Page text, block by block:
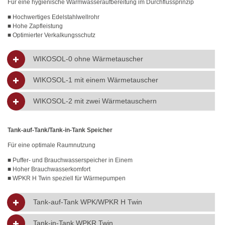
Für eine hygienische Warmwasseraufbereitung im Durchflussprinzip
■ Hochwertiges Edelstahlwellrohr
■ Hohe Zapfleistung
■ Optimierter Verkalkungsschutz
WIKOSOL-0 ohne Wärmetauscher
WIKOSOL-1 mit einem Wärmetauscher
WIKOSOL-2 mit zwei Wärmetauschern
Tank-auf-Tank/Tank-in-Tank Speicher
Für eine optimale Raumnutzung
■ Puffer- und Brauchwasserspeicher in Einem
■ Hoher Brauchwasserkomfort
■ WPKR H Twin speziell für Wärmepumpen
Tank-auf-Tank WPK/WPKR H Twin
Tank-in-Tank WPKR Twin